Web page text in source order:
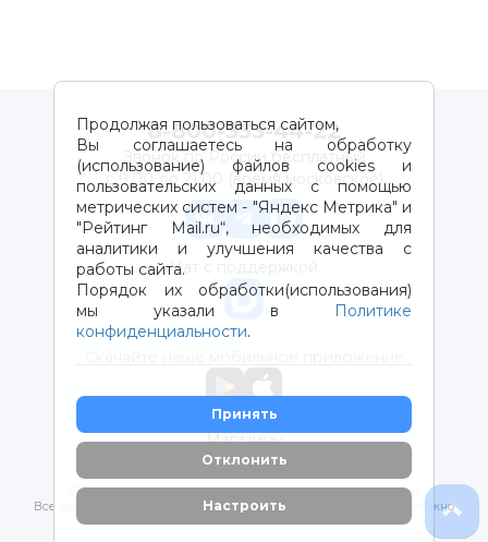
Продолжая пользоваться сайтом,
Вы соглашаетесь на обработку
(использование) файлов cookies и
пользовательских данных с помощью
метрических систем - "Яндекс Метрика" и
"Рейтинг Mail.ru“, необходимых для
аналитики и улучшения качества с
работы сайта.
Порядок их обработки(использования)
мы указали в
Политике
конфиденциальности.
Принять
Отклонить
Настроить
8-800-333-44-22
Звонок по России бесплатный
с 9:00 до 21:00 (время московское)
Чат с поддержкой
Магазины
2012-2026 © ООО "ВОТОНЯ". Детские товары с доставкой
Все права защищены. Любое использование материалов возможно
только с письменного разрешения владельцев сайта.